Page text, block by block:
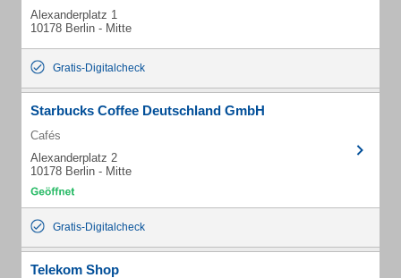
Alexanderplatz 1
10178 Berlin - Mitte
Gratis-Digitalcheck
Starbucks Coffee Deutschland GmbH
Cafés
Alexanderplatz 2
10178 Berlin - Mitte
Gratis-Digitalcheck
Telekom Shop